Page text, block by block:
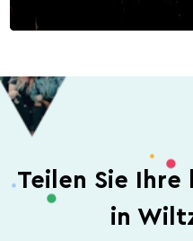
Teilen Sie Ihre
in